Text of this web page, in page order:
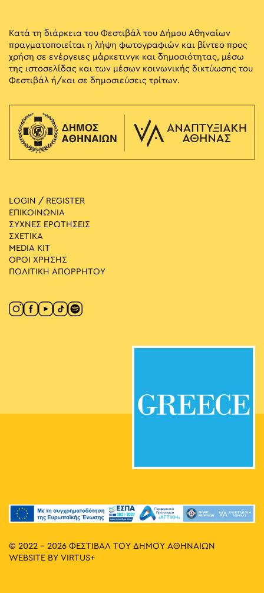
Κατά τη διάρκεια του Φεστιβάλ του Δήμου Αθηναίων
πραγματοποιείται η λήψη φωτογραφιών και βίντεο προς
χρήση σε ενέργειες μάρκετινγκ και δημοσιότητας, μέσω
της ιστοσελίδας και των μέσων κοινωνικής δικτύωσης του
Φεστιβάλ ή/και σε δημοσιεύσεις τρίτων.
LOGIN / REGISTER
ΕΠΙΚΟΙΝΩΝΙΑ
ΣΥΧΝΕΣ ΕΡΩΤΗΣΕΙΣ
ΣΧΕΤΙΚΑ
MEDIA ΚIT
ΟΡΟΙ ΧΡΗΣΗΣ
ΠΟΛΙΤΙΚΗ ΑΠΟΡΡΗΤΟΥ
© 2022 - 2026 ΦΕΣΤΙΒΑΛ ΤΟΥ ΔΗΜΟΥ ΑΘΗΝΑΙΩΝ
WEBSITE BY VIRTUS+